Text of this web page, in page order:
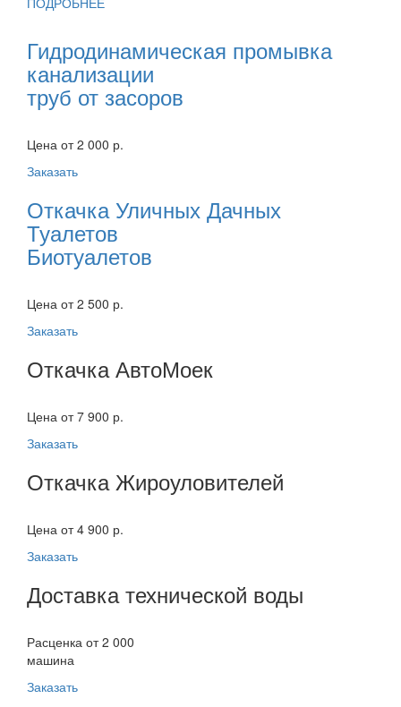
Гидродинамическая промывка
канализации
труб от засоров
Цена от 2 000 р.
Заказать
Откачка Уличных Дачных
Туалетов
Биотуалетов
Цена от 2 500 р.
Заказать
Откачка АвтоМоек
Цена от 7 900 р.
Заказать
Откачка Жироуловителей
Цена от 4 900 р.
Заказать
Доставка технической воды
Расценка от 2 000
машина
Заказать